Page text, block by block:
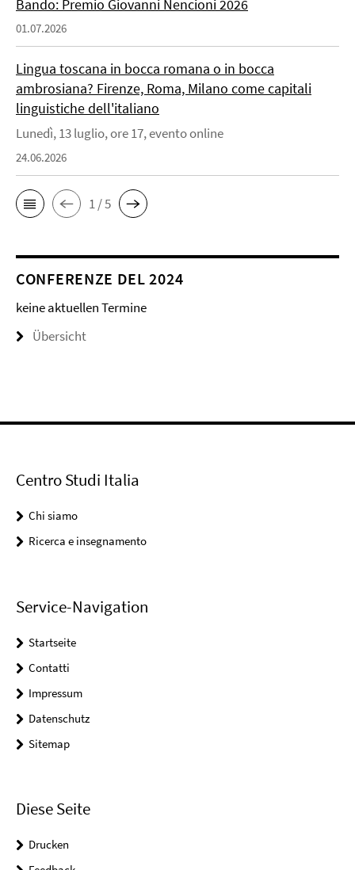
Bando: Premio Giovanni Nencioni 2026
01.07.2026
Lingua toscana in bocca romana o in bocca
ambrosiana? Firenze, Roma, Milano come capitali
linguistiche dell'italiano
Lunedì, 13 luglio, ore 17, evento online
24.06.2026
1 / 5
CONFERENZE DEL 2024
keine aktuellen Termine
Übersicht
Centro Studi Italia
Chi siamo
Ricerca e insegnamento
Service-Navigation
Startseite
Contatti
Impressum
Datenschutz
Sitemap
Diese Seite
Drucken